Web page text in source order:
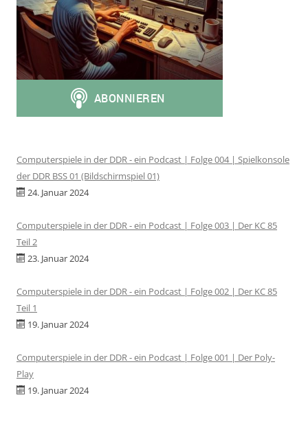
Computerspiele in der DDR - ein Podcast | Folge 004 | Spielkonsole
der DDR BSS 01 (Bildschirmspiel 01)
24. Januar 2024
Computerspiele in der DDR - ein Podcast | Folge 003 | Der KC 85
Teil 2
23. Januar 2024
Computerspiele in der DDR - ein Podcast | Folge 002 | Der KC 85
Teil 1
19. Januar 2024
Computerspiele in der DDR - ein Podcast | Folge 001 | Der Poly-
Play
19. Januar 2024